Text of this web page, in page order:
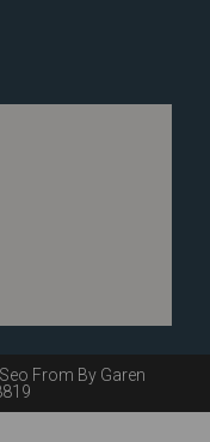
From By Garen